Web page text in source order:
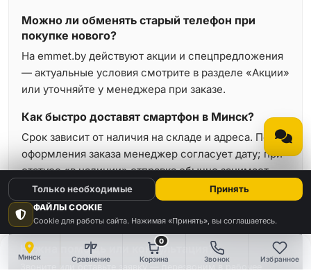
Минск Сравнение
0
Корзина Звонок Избранное
Можно ли обменять старый телефон при
покупке нового?
На emmet.by действуют акции и спецпредложения
— актуальные условия смотрите в разделе «Акции»
или уточняйте у менеджера при заказе.
Как быстро доставят смартфон в Минск?
Срок зависит от наличия на складе и адреса. После
оформления заказа менеджер согласует дату; при
статусе «в наличии» отправка обычно занимает
минимальное время.
Нужна помощь или консультация?
ФАЙЛЫ COOKIE
Cookie для работы сайта. Нажимая «Принять», вы соглашаетесь.
Только необходимые Принять